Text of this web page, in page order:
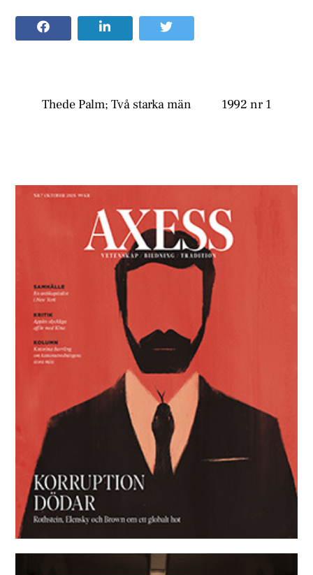
Thede Palm; Två starka män 1992 nr 1